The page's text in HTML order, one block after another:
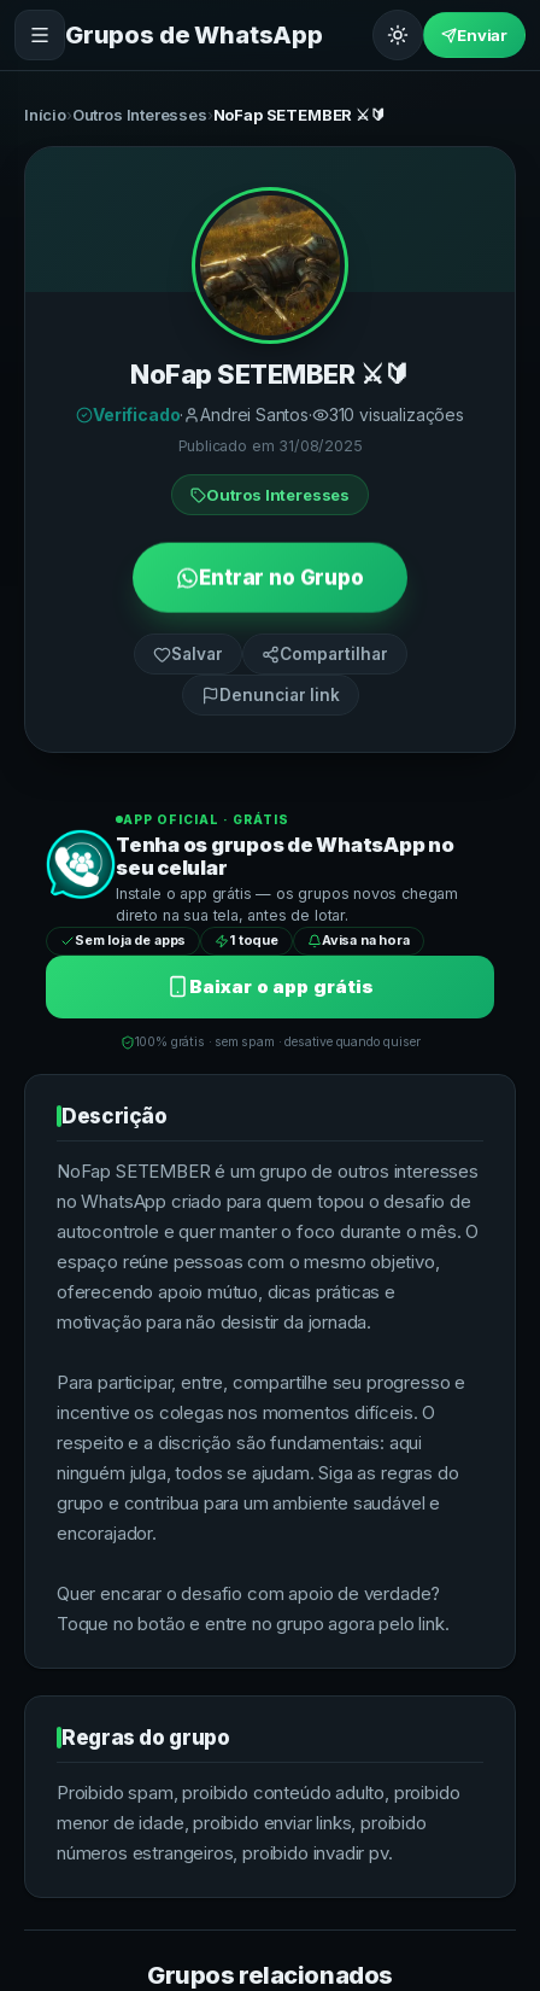
Grupos de WhatsApp Enviar
Início›Outros Interesses›NoFap SETEMBER ⚔️🔰
NoFap SETEMBER ⚔️🔰
Verificado· Andrei Santos· 310 visualizações
Publicado em 31/08/2025
Outros Interesses
Entrar no Grupo
Salvar Compartilhar
Denunciar link
APP OFICIAL · GRÁTIS
Tenha os grupos deWhatsAppno
seu celular
Instale o app grátis — os grupos novos chegam
direto na sua tela, antes de lotar.
Sem loja de apps 1 toque Avisa na hora
Baixar o app grátis
100% grátis · sem spam · desative quando quiser
Descrição
NoFap SETEMBER é um grupo de outros interesses
no WhatsApp criado para quem topou o desafio de
autocontrole e quer manter o foco durante o mês. O
espaço reúne pessoas com o mesmo objetivo,
oferecendo apoio mútuo, dicas práticas e
motivação para não desistir da jornada.
Para participar, entre, compartilhe seu progresso e
incentive os colegas nos momentos difíceis. O
respeito e a discrição são fundamentais: aqui
ninguém julga, todos se ajudam. Siga as regras do
grupo e contribua para um ambiente saudável e
encorajador.
Quer encarar o desafio com apoio de verdade?
Toque no botão e entre no grupo agora pelo link.
Regras do grupo
Proibido spam, proibido conteúdo adulto, proibido
menor de idade, proibido enviar links, proibido
números estrangeiros, proibido invadir pv.
Grupos relacionados